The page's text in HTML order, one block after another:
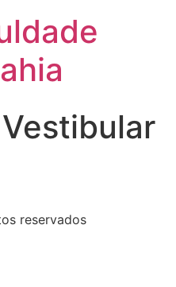
reservados